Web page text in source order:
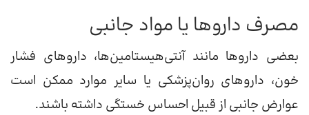
مصرف داروها یا مواد جانبی
بعضی داروها مانند آنتی‌هیستامین‌ها، داروهای فشار
خون، داروهای روان‌پزشکی یا سایر موارد ممکن است
عوارض جانبی از قبیل احساس خستگی داشته باشند.